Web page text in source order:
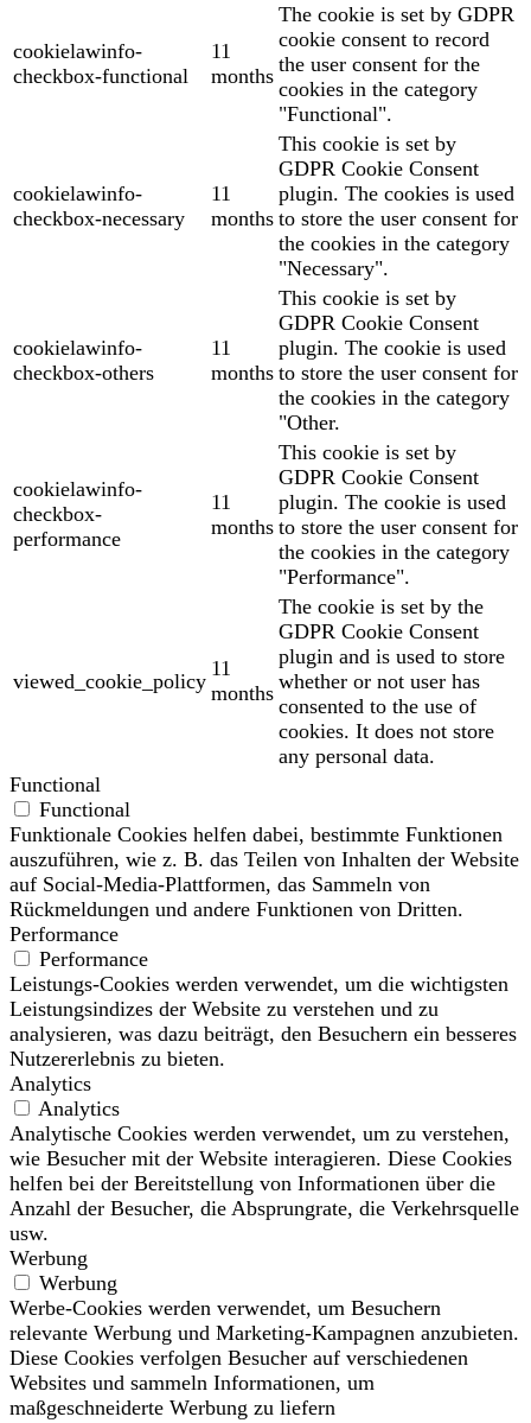
cookielawinfo-
checkbox-functional
11
months
The cookie is set by GDPR
cookie consent to record
the user consent for the
cookies in the category
"Functional".
cookielawinfo-
checkbox-necessary
11
months
This cookie is set by
GDPR Cookie Consent
plugin. The cookies is used
to store the user consent for
the cookies in the category
"Necessary".
cookielawinfo-
checkbox-others
11
months
This cookie is set by
GDPR Cookie Consent
plugin. The cookie is used
to store the user consent for
the cookies in the category
"Other.
cookielawinfo-
checkbox-
performance
11
months
This cookie is set by
GDPR Cookie Consent
plugin. The cookie is used
to store the user consent for
the cookies in the category
"Performance".
viewed_cookie_policy
11
months
The cookie is set by the
GDPR Cookie Consent
plugin and is used to store
whether or not user has
consented to the use of
cookies. It does not store
any personal data.
Functional
Functional
Funktionale Cookies helfen dabei, bestimmte Funktionen
auszuführen, wie z. B. das Teilen von Inhalten der Website
auf Social-Media-Plattformen, das Sammeln von
Rückmeldungen und andere Funktionen von Dritten.
Performance
Performance
Leistungs-Cookies werden verwendet, um die wichtigsten
Leistungsindizes der Website zu verstehen und zu
analysieren, was dazu beiträgt, den Besuchern ein besseres
Nutzererlebnis zu bieten.
Analytics
Analytics
Analytische Cookies werden verwendet, um zu verstehen,
wie Besucher mit der Website interagieren. Diese Cookies
helfen bei der Bereitstellung von Informationen über die
Anzahl der Besucher, die Absprungrate, die Verkehrsquelle
usw.
Werbung
Werbung
Werbe-Cookies werden verwendet, um Besuchern
relevante Werbung und Marketing-Kampagnen anzubieten.
Diese Cookies verfolgen Besucher auf verschiedenen
Websites und sammeln Informationen, um
maßgeschneiderte Werbung zu liefern